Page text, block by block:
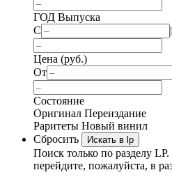
ГОД Выпуска
С
|
Цена (руб.)
От
Состояние
Оригинал Переиздание
Раритеты Новый винил
Сбросить
Искать в lp
Поиск только по разделу
перейдите, пожалуйста, в